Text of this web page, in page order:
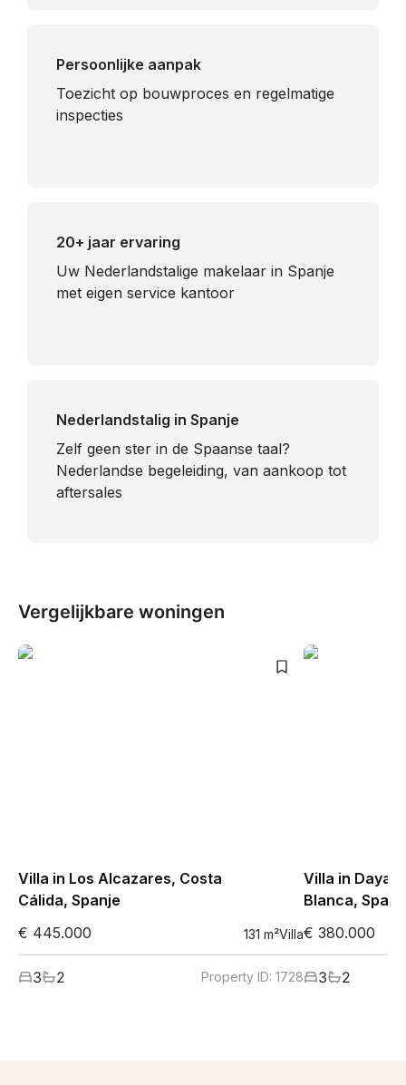
Persoonlijke aanpak
Toezicht op bouwproces en regelmatige
inspecties
20+ jaar ervaring
Uw Nederlandstalige makelaar in Spanje
met eigen service kantoor
Nederlandstalig in Spanje
​Zelf geen ster in de Spaanse taal?
Nederlandse begeleiding, van aankoop tot
aftersales
Vergelijkbare woningen
Villa in Los Alcazares, Costa
Cálida, Spanje
€ 445.000
131 m²Villa
3 2 Property ID: 1728
Villa in Daya
Blanca,
€ 380.000
3 2